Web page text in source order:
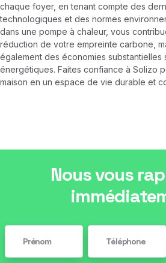
chaque foyer, en tenant compte des
technologiques et des normes
dans une pompe à chaleur, vous
réduction de votre empreinte carbone,
également des économies substantielles
énergétiques. Faites confiance à Solizo
maison en un espace de vie durable et
Nous vous